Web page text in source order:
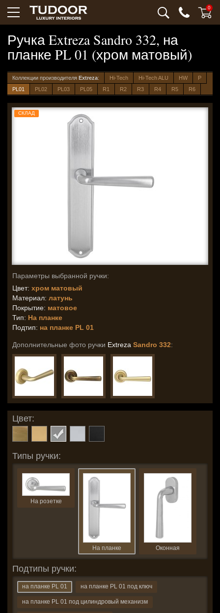
0
Ручка Extreza Sandro 332, на
планке PL 01 (хром матовый)
Коллекции производителя Extreza: Hi-Tech Hi-Tech ALU HW
P
PL01
PL02 PL03 PL05 R1 R2 R3 R4 R5 R6
СКЛАД
Параметры выбранной ручки:
Цвет: хром матовый
Материал: латунь
Покрытие: матовое
Тип: На планке
Подтип: на планке PL 01
Дополнительные фото ручки Extreza Sandro 332:
Цвет:
Типы ручки:
На розетке
На планке Оконная
Подтипы ручки:
на планке PL 01 на планке PL 01 под ключ
на планке PL 01 под цилиндровый механизм